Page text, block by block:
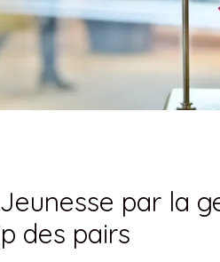
par la
des pairs